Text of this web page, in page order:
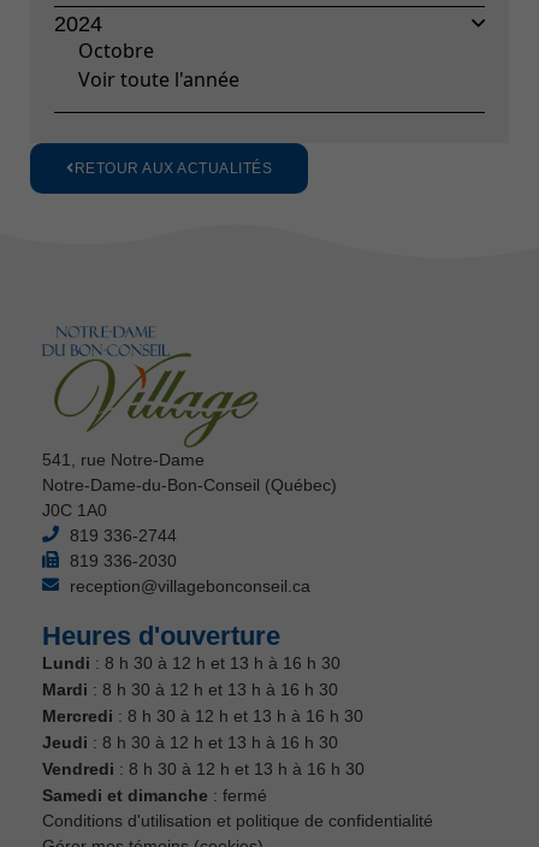
2024
Octobre
Voir toute l'année
RETOUR AUX ACTUALITÉS
541, rue Notre-Dame
Notre-Dame-du-Bon-Conseil (Québec)
J0C 1A0
819 336-2744
819 336-2030
reception@villagebonconseil.ca
Heures d'ouverture
Lundi : 8 h 30 à 12 h et 13 h à 16 h 30
Mardi : 8 h 30 à 12 h et 13 h à 16 h 30
Mercredi : 8 h 30 à 12 h et 13 h à 16 h 30
Jeudi : 8 h 30 à 12 h et 13 h à 16 h 30
Vendredi : 8 h 30 à 12 h et 13 h à 16 h 30
Samedi et dimanche : fermé
Conditions d'utilisation et politique de confidentialité